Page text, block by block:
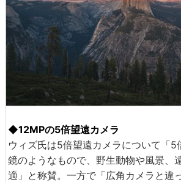
◆12MPの5倍望遠カメラ
ウィズ氏は5倍望遠カメラについて「5
鏡のようなもので、野生動物や風景、
適」と称賛。一方で「広角カメラと違